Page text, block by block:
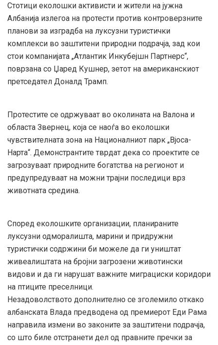
Стотици еколошки активисти и жители на јужна
Албанија излегоа на протести против контроверзните
планови за изградба на луксузни туристички
комплекси во заштитени природни подрачја, зад кои
стои компанијата „Атлантик Инкубејшн Партнерс“,
поврзана со Џаред Кушнер, зетот на американскиот
претседател Доналд Трамп.
Протестите се одржуваат во околината на Валона и
областа Звернец, која се наоѓа во еколошки
чувствителната зона на Националниот парк „Вјоса-
Нарта“. Демонстрантите тврдат дека со проектите се
загрозуваат природните богатства на регионот и
предупредуваат на можни трајни последици врз
животната средина.
Според еколошките организации, планираните
луксузни одморалишта, марини и придружни
туристички содржини би можеле да ги уништат
живеалиштата на бројни загрозени животински
видови и да ги нарушат важните миграциски коридори
на птиците преселници.
Незадоволството дополнително се зголемило откако
албанската Влада предводена од премиерот Еди Рама
направила измени во законите за заштитени подрачја,
со што биле отстранети дел од правните пречки за